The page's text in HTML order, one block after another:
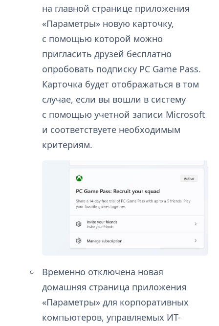
на главной странице приложения
«Параметры» новую карточку,
с помощью которой можно
пригласить друзей бесплатно
опробовать подписку PC Game Pass.
Карточка будет отображаться в том
случае, если вы вошли в систему
с помощью учетной записи Microsoft
и соответствуете необходимым
критериям.
Временно отключена новая
домашняя страница приложения
«Параметры» для корпоративных
компьютеров, управляемых ИТ-